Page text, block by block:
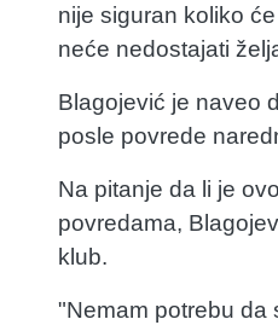
nije siguran koliko
neće nedostajati
Blagojević je naveo
posle povrede
Na pitanje da li je
povredama,
klub.
"Nemam potrebu da